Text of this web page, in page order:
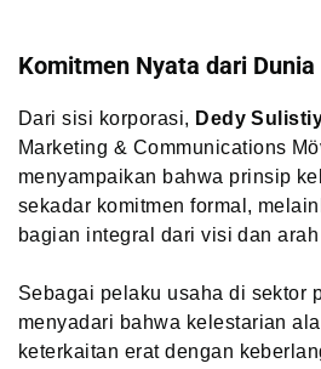
Komitmen Nyata dari
Dari sisi korporasi, Dedy
Marketing & Communications
menyampaikan bahwa prinsip
sekadar komitmen formal,
bagian integral dari visi dan
Sebagai pelaku usaha di sektor
menyadari bahwa kelestarian
keterkaitan erat dengan